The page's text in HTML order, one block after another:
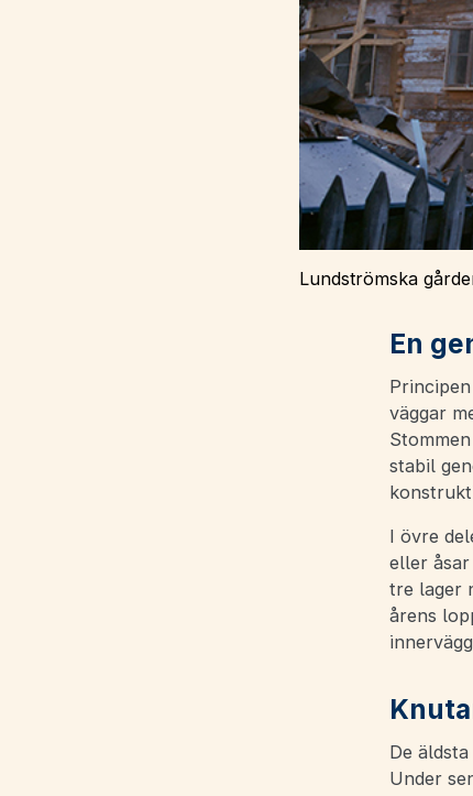
Lundströmska
En
väggar
stabil
I övre
eller
tre lager
årens
De
Under